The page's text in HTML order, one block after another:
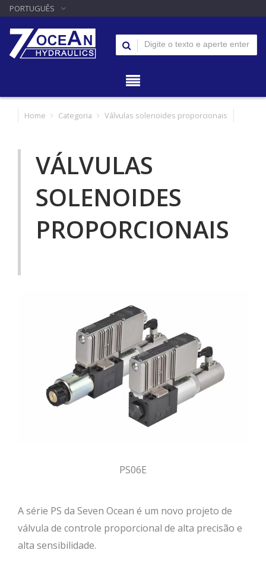
PORTUGUÊS
Home Categoria Válvulas solenoides proporcionais
VÁLVULAS
SOLENOIDES
PROPORCIONAIS
PS06E
A série PS da Seven Ocean é um novo projeto de
válvula de controle proporcional de alta precisão e
alta sensibilidade.